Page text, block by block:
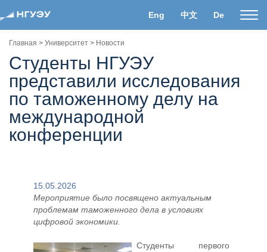
Eng 中文 De
Главная > Университет > Новости
Студенты НГУЭУ
представили исследования
по таможенному делу на
международной
конференции
15.05.2026
Мероприятие было посвящено актуальным
проблемам таможенного дела в условиях
цифровой экономики.
Студенты первого